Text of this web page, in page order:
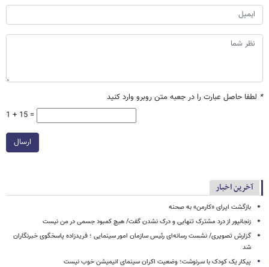
* لطفا حاصل عبارت را در جعبه متن روبرو وارد کنید
1 + 15 =
ارسال
آخرین اخبار
بازگشت اپرای «کارمن» به صحنه
زنجانپور از درد مشترک تنهایی و درک نشدن گفت/ هیچ کمبود جسمی در من نیست
گزارش تصویری/ نشست رسانه‌ای رئیس سازمان امور سینمایی ؛ فریدزاده پاسخگوی خبرنگاران
شد
پیکار یک کودک با سرنوشت؛ وضعیت اکران سینمای انیمیشن خوب نیست